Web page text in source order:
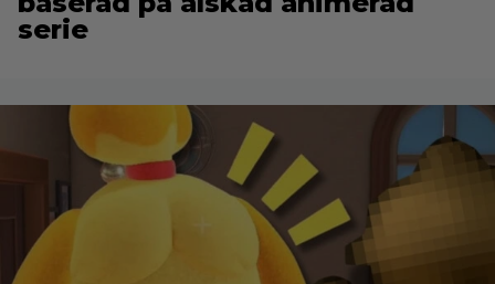
serie